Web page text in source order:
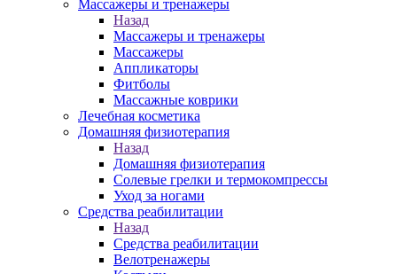
Массажеры и тренажеры
Назад
Массажеры и тренажеры
Массажеры
Аппликаторы
Фитболы
Массажные коврики
Лечебная косметика
Домашняя физиотерапия
Назад
Домашняя физиотерапия
Солевые грелки и термокомпрессы
Уход за ногами
Средства реабилитации
Назад
Средства реабилитации
Велотренажеры